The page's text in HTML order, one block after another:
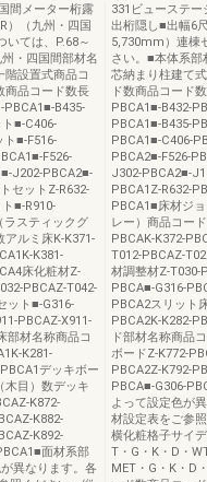
間メーター桁露
）（九州・四国
いては、P.68～
・四国間部材名
設置式商品コ
商品コード数長
PBCA1■-B435-
■-C406-
ト■-F516-
F526-
J202-PBCA2■-
セットZ-R632-
■-R910-
ラスティックグ
ルミ床K-K371-
K381-
床化粧材Z-
PBCAZ-T042-
ット■-G316-
PBCAZ-X911-
部材名称商品コ
K281-
デッキボー
木目）数デッキ
K872-
K882-
K892-
面材系部
異なります。各
331ビューステ
出桁隠し■出幅6
5,730mm）連棟
さい。■本体系
芯納まり柱建て
ド数商品コード
PBCA1■-B432-
PBCA1■-B435-
PBCA1■-C406-
PBCA2■-F526-
J302-PBCA2■-
PBCA1Z-R632-
PBCA1■床材ジ
レー）商品コー
PBCAK-K372-
T012-PBCAZ-
材調整材Z-T030-
PBCA■-G316-
PBCA2スリット
PBCA2K-K282-
ド部材名称商品
ボードZ-K772-
PBCA2Z-K792-
PBCA■-G306-
よって設定色が
材設定表をご参
横化粧格子サイ
T・G・K・D・
MET・G・K・D